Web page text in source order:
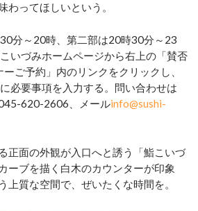
わってほしいという。
分～20時、第二部は20時30分～23
いづみホームページから右上の「賛否
ご予約」内のリンクをクリックし、
に必要事項を入力する。問い合わせは
620-2606、メールinfo@sushi-
正面の外観が入口へと誘う「鮨こいづ
ーブを描く白木のカウンターが印象
上質な空間で、ぜいたくな時間を。